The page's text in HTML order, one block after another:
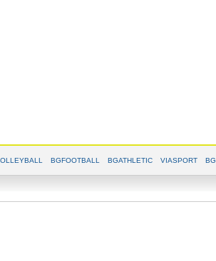
BGFOOTBALL BGATHLETIC VIASPORT